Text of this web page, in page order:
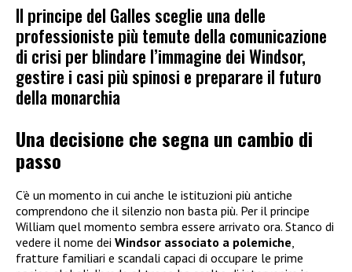
Il principe del Galles sceglie una delle
professioniste più temute della comunicazione
di crisi per blindare l’immagine dei Windsor,
gestire i casi più spinosi e preparare il futuro
della monarchia
Una decisione che segna un cambio di
passo
C’è un momento in cui anche le istituzioni più antiche
comprendono che il silenzio non basta più. Per il principe
William quel momento sembra essere arrivato ora. Stanco di
vedere il nome dei Windsor associato a polemiche,
fratture familiari e scandali capaci di occupare le prime